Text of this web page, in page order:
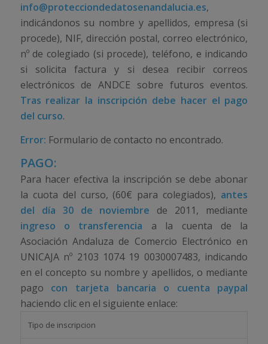
info@protecciondedatosenandalucia.es,
indicándonos su nombre y apellidos, empresa (si
procede), NIF, dirección postal, correo electrónico,
nº de colegiado (si procede), teléfono, e indicando
si solicita factura y si desea recibir correos
electrónicos de ANDCE sobre futuros eventos.
Tras realizar la inscripción debe hacer el pago
del curso.
Error: Formulario de contacto no encontrado.
PAGO:
Para hacer efectiva la inscripción se debe abonar
la cuota del curso, (60€ para colegiados), antes
del día 30 de noviembre de 2011, mediante
ingreso o transferencia a la cuenta de la
Asociación Andaluza de Comercio Electrónico en
UNICAJA nº 2103 1074 19 0030007483, indicando
en el concepto su nombre y apellidos, o mediante
pago con tarjeta bancaria o cuenta paypal
haciendo clic en el siguiente enlace:
Tipo de inscripcion